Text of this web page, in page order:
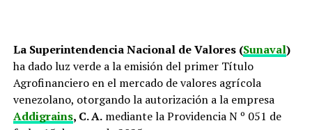
La Superintendencia Nacional de Valores (Sunaval)
ha dado luz verde a la emisión del primer Título
Agrofinanciero en el mercado de valores agrícola
venezolano, otorgando la autorización a la empresa
Addigrains, C. A.mediante la Providencia N º 051 de